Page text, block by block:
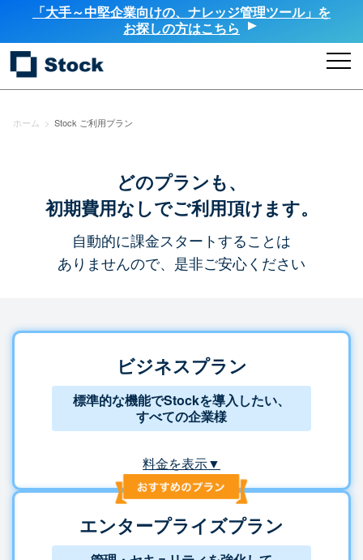
「大手～中堅企業向けの、ナレッジ管理ツール」を
お探しの方はこちら
ホーム > Stock ご利用プラン
どのプランも、
初期費用なしでご利用頂けます。
自動的に課金スタートすることは
ありませんので、是非ご安心ください
ビジネスプラン
標準的な機能でStockを導入したい、
すべての企業様
料金を表示▼
エンタープライズプラン